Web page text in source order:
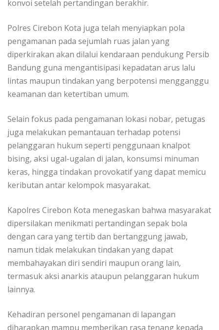
konvoi setelah pertandingan berakhir.
Polres Cirebon Kota juga telah menyiapkan pola
pengamanan pada sejumlah ruas jalan yang
diperkirakan akan dilalui kendaraan pendukung Persib
Bandung guna mengantisipasi kepadatan arus lalu
lintas maupun tindakan yang berpotensi mengganggu
keamanan dan ketertiban umum.
Selain fokus pada pengamanan lokasi nobar, petugas
juga melakukan pemantauan terhadap potensi
pelanggaran hukum seperti penggunaan knalpot
bising, aksi ugal-ugalan di jalan, konsumsi minuman
keras, hingga tindakan provokatif yang dapat memicu
keributan antar kelompok masyarakat.
Kapolres Cirebon Kota menegaskan bahwa masyarakat
dipersilakan menikmati pertandingan sepak bola
dengan cara yang tertib dan bertanggung jawab,
namun tidak melakukan tindakan yang dapat
membahayakan diri sendiri maupun orang lain,
termasuk aksi anarkis ataupun pelanggaran hukum
lainnya.
Kehadiran personel pengamanan di lapangan
diharapkan mampu memberikan rasa tenang kepada